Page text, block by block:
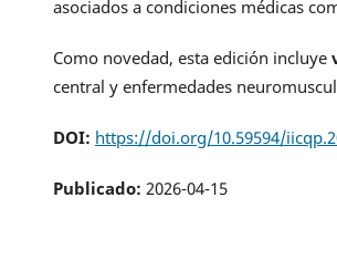
asociados a condiciones médicas
Como novedad, esta edición incluye
central y enfermedades
DOI: https://doi.org/10.59594/
Publicado: 2026-04-15